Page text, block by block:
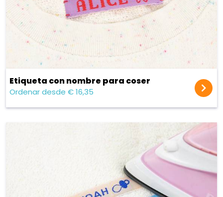
Etiqueta con nombre para coser
Ordenar desde € 16,35